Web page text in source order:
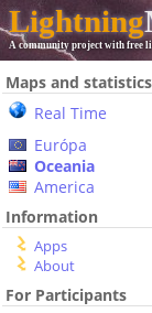
Lightning
A community project with free
Maps and statistics
Real Time
Európa
Oceania
America
Information
Apps
About
For Participants